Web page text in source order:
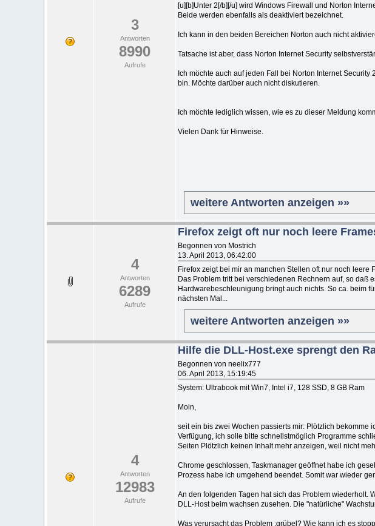
3
Antworten
8990
Aufrufe
[u][b]Unter 2[/b][/u] wird Windows Firewall und Norton
Beide werden ebenfalls als deaktiviert bezeichnet.
Ich kann in den beiden Bereichen Norton auch nicht
Tatsache ist aber, dass Norton Internet Security
Ich möchte auch auf jeden Fall bei Norton Internet
bin. Möchte darüber auch nicht diskutieren.
Ich möchte lediglich wissen, wie es zu dieser Meldung
Vielen Dank für Hinweise.
weitere Antworten anzeigen »»
4
Antworten
6289
Aufrufe
Firefox zeigt oft nur noch leere
Begonnen von Mostrich
13. April 2013, 06:42:00
Firefox zeigt bei mir an manchen Stellen oft nur noch leere
Das Problem tritt bei verschiedenen Rechnern auf, so daß
Hardwarebeschleunigung bringt auch nichts. So ca. beim
nächsten Mal...
weitere Antworten anzeigen »»
4
Antworten
12983
Aufrufe
Hilfe die DLL-Host.exe sprengt den
Begonnen von neelix777
06. April 2013, 15:19:45
System: Ultrabook mit Win7, Intel i7, 128 SSD, 8 GB Ram
Moin,
seit ein bis zwei Wochen passierts mir: Plötzlich
Verfügung, ich solle bitte schnellstmöglich Programme
Seiten Plötzlich keinen Inhalt mehr anzeigen, weil nicht
Chrome geschlossen, Taskmanager geöffnet habe ich
Prozess habe ich umgehend beendet. Somit war wieder
An den folgenden Tagen hat sich das Problem wiederholt.
DLL-Host beim wachsen zusehen. Die "natürliche"
Was verursacht das Problem :grübel? Wie kann ich es